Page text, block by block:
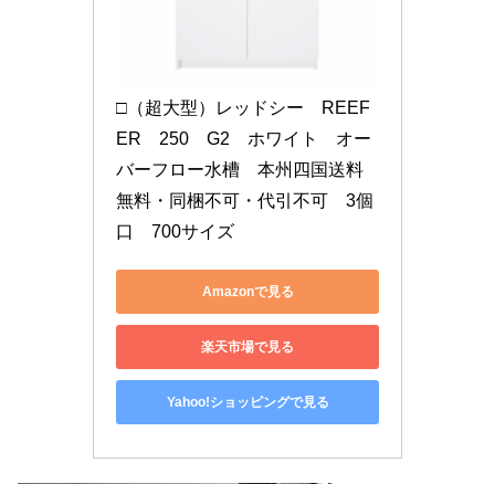
□（超大型）レッドシー　REEF
ER　250　G2　ホワイト　オー
バーフロー水槽　本州四国送料
無料・同梱不可・代引不可　3個
口　700サイズ
Amazonで見る
楽天市場で見る
Yahoo!ショッピングで見る